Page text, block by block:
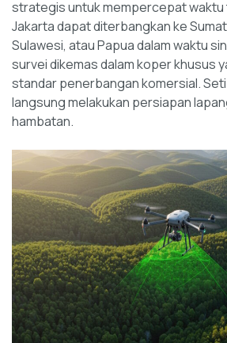
strategis untuk mempercepat waktu
Jakarta dapat diterbangkan ke
Sulawesi, atau Papua dalam waktu
survei dikemas dalam koper khusus
standar penerbangan komersial.
langsung melakukan persiapan
hambatan.